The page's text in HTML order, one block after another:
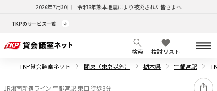
2026年7月30日 令和8年熊本地震により被災された皆さまへ
TKPのサービス一覧
検索
検討リスト
TKP貸会議室ネット
関東（東京以外） 栃木県 宇都宮駅
JR湘南新宿ライン 宇都宮駅 東口 徒歩3分